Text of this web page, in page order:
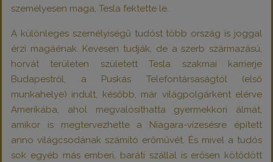
személyesen maga, Tesla fektette le.
A különleges személyiségű tudóst több ország is joggal
érzi magáénak. Kevesen tudják, de a szerb származású,
horvát területen született Tesla szakmai karrierje
Budapestről, a Puskás Telefontársaságtól (első
munkahelye) indult, később, már világpolgárként elérve
Amerikába, ahol megvalósíthatta gyermekkori álmát,
amikor is megtervezhette a Niagara-vízesésre épített
anno világcsodának számító erőművét. És mivel a tudós
sok egyéb más emberi, baráti szállal is erősen kötődött